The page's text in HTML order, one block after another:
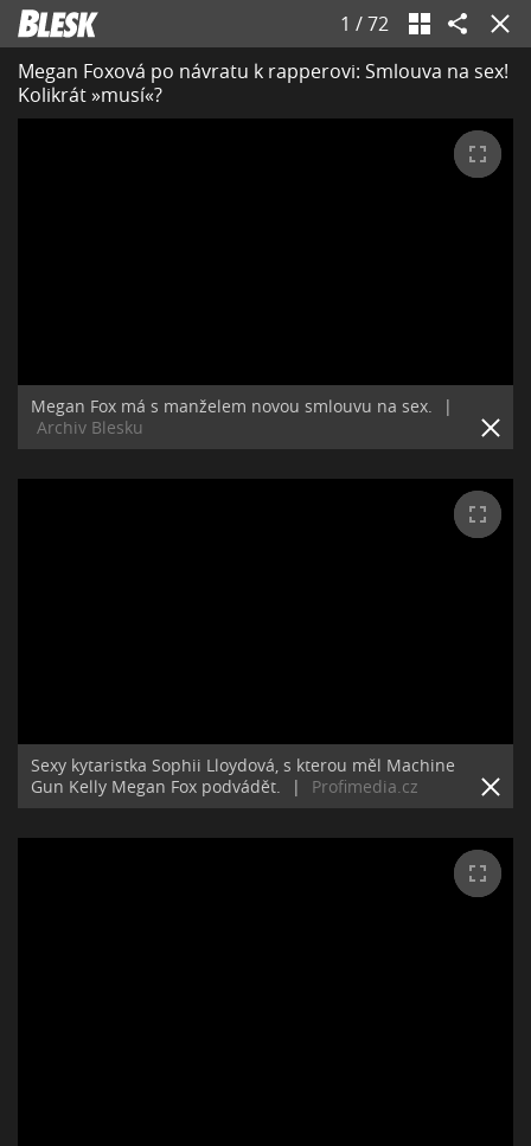
1 /72
Megan Foxová po návratu k rapperovi: Smlouva na sex!
Kolikrát »musí«?
Megan Fox má s manželem novou smlouvu na sex.
|
Archiv Blesku
Sexy kytaristka Sophii Lloydová, s kterou měl Machine
Gun Kelly Megan Fox podvádět.
| Profimedia.cz